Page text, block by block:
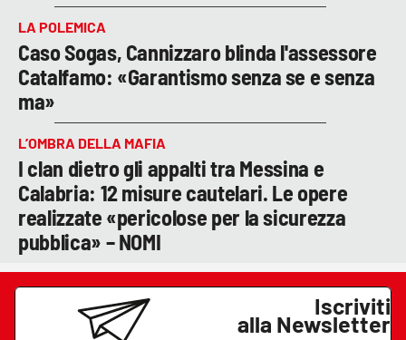
LA POLEMICA
Caso Sogas, Cannizzaro blinda l'assessore
Catalfamo: «Garantismo senza se e senza
ma»
L’OMBRA DELLA MAFIA
I clan dietro gli appalti tra Messina e
Calabria: 12 misure cautelari. Le opere
realizzate «pericolose per la sicurezza
pubblica» – NOMI
Iscriviti
alla Newsletter